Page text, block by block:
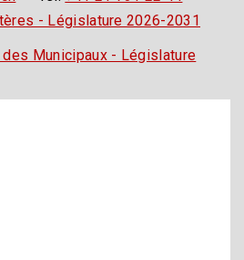
- Législature 2026-2031
Municipaux - Législature